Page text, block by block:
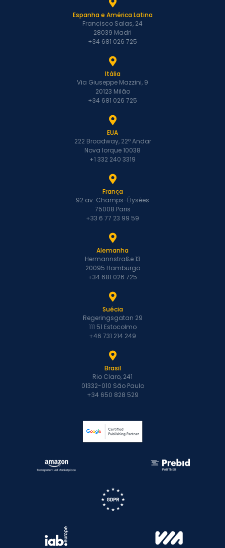
Espanha e América Latina
Francisco Salas, 24
28039 Madri
+34 681 026 725
Itália
Via Giuseppe Mazzini, 9
20123 Milão
+34 681 026 725
EUA
222 Broadway, 22º Andar
Nova Iorque 10038
+1 332 240 3319
França
92 av. Champs-Élysées
75008 Paris
+33 6 77 23 99 59
Alemanha
Hermannstraße 13
20095 Hamburgo
+34 681 026 725
Suécia
Regeringsgatan 29
111 51 Estocolmo
+46 731 214 249
Brasil
Rio Claro, 241
01332-010 São Paulo
+34 650 828 529